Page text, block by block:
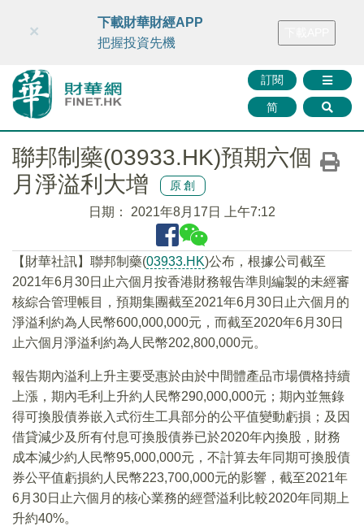
財華智庫網 FINTV FINMETA 財華證券 媒體矩陣
訂閱
简
×
下載財華財經APP
把握投資先機
聯邦制藥(03933.HK)預期六個
月淨溢利大增
原創
日期： 2021年8月17日 上午7:12
【財華社訊】聯邦制藥(03933.HK)公布，根據公司截至
2021年6月30日止六個月按香港財務報告準則編製的未經審
核綜合管理帳目，預期集團截至2021年6月30日止六個月的
淨溢利約為人民幣600,000,000元，而截至2020年6月30日
止六個月淨溢利約為人民幣202,800,000元。
報告期內溢利上升主要受惠於由於中間體產品市場價格持續
上漲，期內毛利上升約人民幣290,000,000元；期內並無錄
得可換股債券嵌入式衍生工具部分的公平值變動虧損；及因
借貸減少及所有付息可換股債券已於2020年內換股，財務
成本減少約人民幣95,000,000元，不計算去年同期可換股債
券公平值虧損約人民幣223,700,000元的影響，截至2021年
6月30日止六個月的核心業務的經營溢利比較2020年同期上
升約40%。